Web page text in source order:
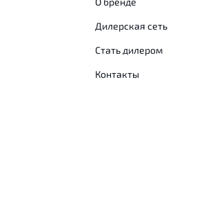
Дилерская сеть
Стать дилером
Контакты